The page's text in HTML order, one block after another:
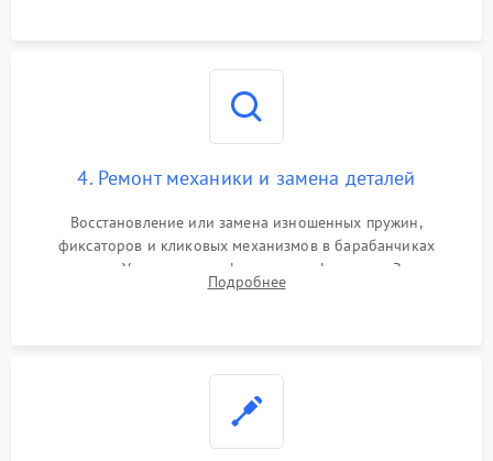
4. Ремонт механики и замена деталей
Восстановление или замена изношенных пружин,
фиксаторов и кликовых механизмов в барабанчиках
поправок. Устранение люфтов в трансфокаторе. Замена
поврежденных линз, разбитой сетки или восстановление
Подробнее